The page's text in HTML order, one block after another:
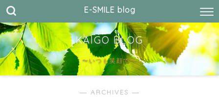
E-SMILE blog
KAIGO BLOG
〜いつも笑顔で〜
― ARCHIVES ―